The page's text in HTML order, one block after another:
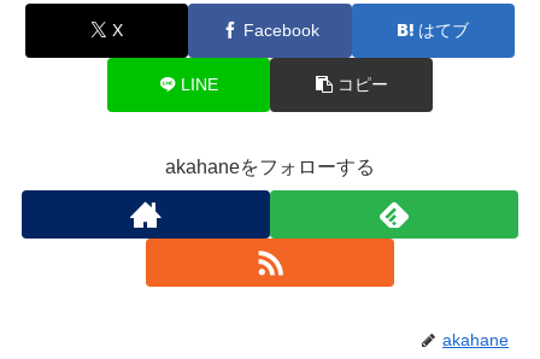
X Facebook はてブ
LINE コピー
akahaneをフォローする
akahane